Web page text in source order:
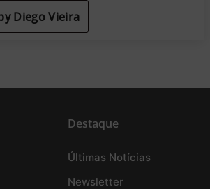
Diego Vieira
Destaque
Últimas Notícias
Newsletter